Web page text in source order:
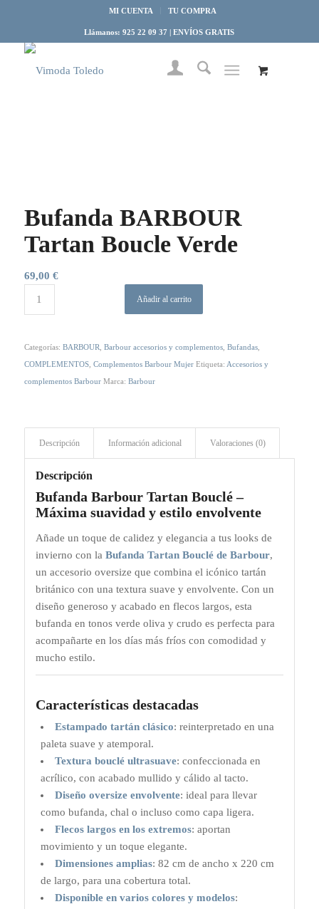
MI CUENTA TU COMPRA
Llámanos: 925 22 09 37 | ENVÍOS GRATIS
Bufanda BARBOUR
Tartan Boucle Verde
69,00 €
Añadir al carrito
Categorías: BARBOUR Barbour accesorios y complementos, Bufandas,
COMPLEMENTOS, Complementos Barbour Mujer Etiqueta: Accesorios y
complementos Barbour Marca: Barbour
Descripción Información adicional Valoraciones (0)
Descripción
Bufanda Barbour Tartan Bouclé –
Máxima suavidad y estilo envolvente
Añade un toque de calidez y elegancia a tus looks de
invierno con la Bufanda Tartan Bouclé de Barbour,
un accesorio oversize que combina el icónico tartán
británico con una textura suave y envolvente. Con un
diseño generoso y acabado en flecos largos, esta
bufanda en tonos verde oliva y crudo es perfecta para
acompañarte en los días más fríos con comodidad y
mucho estilo.
Características destacadas
Estampado tartán clásico: reinterpretado en una
paleta suave y atemporal.
Textura bouclé ultrasuave: confeccionada en
acrílico, con acabado mullido y cálido al tacto.
Diseño oversize envolvente: ideal para llevar
como bufanda, chal o incluso como capa ligera.
Flecos largos en los extremos: aportan
movimiento y un toque elegante.
Dimensiones amplias: 82 cm de ancho x 220 cm
de largo, para una cobertura total.
Disponible en varios colores y modelos: